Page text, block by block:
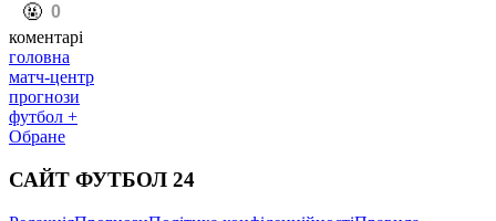
️🤬 0
коментарі
головна
матч-центр
прогнози
футбол +
Обране
САЙТ ФУТБОЛ 24